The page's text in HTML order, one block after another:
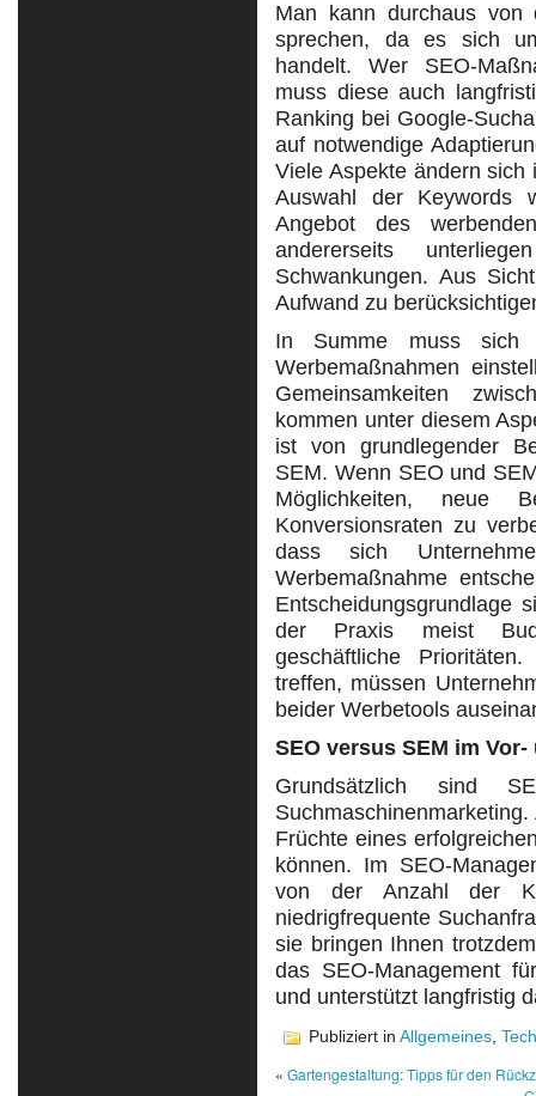
Man kann durchaus von
sprechen, da es sich
handelt. Wer SEO-
muss diese auch
Ranking bei Google-
auf notwendige
Viele Aspekte ändern
Auswahl der Keywords
Angebot des
andererseits
Schwankungen. Aus
Aufwand zu
In Summe muss sich
Werbemaßnahmen
Gemeinsamkeiten
kommen unter diesem
ist von grundlegender
SEM. Wenn SEO und
Möglichkeiten, neue
Konversionsraten zu
dass sich
Werbemaßnahme
Entscheidungsgrundlage
der Praxis meist
geschäftliche
treffen, müssen
beider Werbetools
SEO versus SEM im
Grundsätzlich sind
Früchte eines
können. Im SEO-
von der Anzahl der
niedrigfrequente
sie bringen Ihnen
das SEO-Management
und unterstützt langfristig
Publiziert in Allgemeines,
« Gartengestaltung: Tipps für den